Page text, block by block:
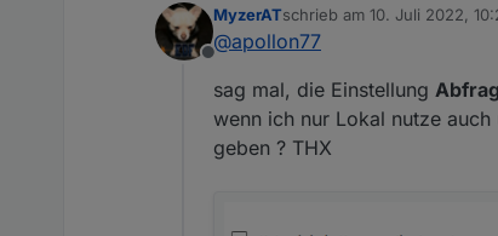
Offline
MyzerATschrieb am 10. Juli 2022,
zuletzt editiert von
@apollon77
sag mal, die Einstellung
wenn ich nur Lokal nutze
geben ? THX